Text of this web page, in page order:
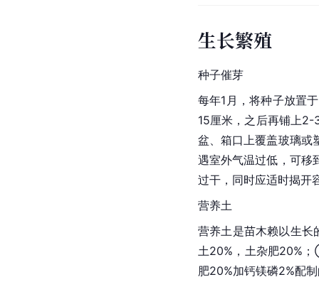
生长繁殖
种子催芽
每年1月，将种子放置
15厘米，之后再铺上2-
盆、箱口上覆盖玻璃或
遇室外气温过低，可移
过干，同时应适时揭开
营养土
营养土是苗木赖以生
土20%，土杂肥20%
肥20%加钙镁磷2%配